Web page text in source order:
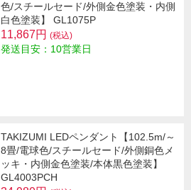
色/スチールセード/外側金色塗装・内側
白色塗装】 GL1075P
11,867円 (税込)
発送目安：10営業日
TAKIZUMI LEDペンダント【102.5m/～
8畳/電球色/スチールセード/外側銅色メ
ッキ・内側金色塗装/本体黒色塗装】
GL4003PCH